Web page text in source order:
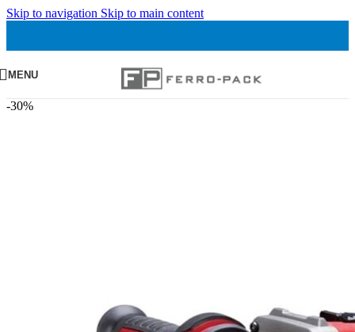
Skip to navigation Skip to main content
MENU
-30%